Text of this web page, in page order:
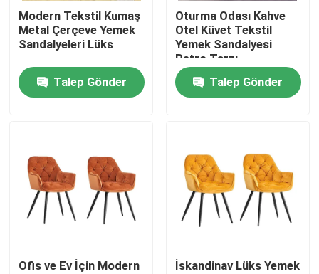
Ev Odası Mobilyaları
Salon mobilyası
Özel TV Dolabı
Bar Taburesi
Özel Sehpalar
Modern Tekstil Kumaş
Metal Çerçeve Yemek
Sandalyeleri Lüks
Talep Gönder
Oturma Odası Kahve
Otel Küvet Tekstil
Yemek Sandalyesi
Retro Tarzı
Talep Gönder
Ofis ve Ev İçin Modern
İskandinav Lüks Yemek